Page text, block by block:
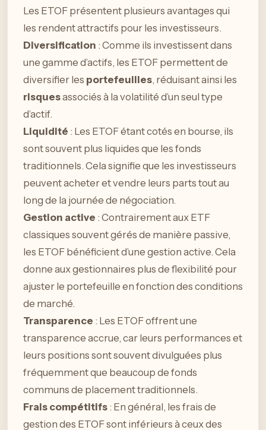
Les ETOF présentent plusieurs avantages qui
les rendent attractifs pour les investisseurs.
Diversification : Comme ils investissent dans
une gamme d’actifs, les ETOF permettent de
diversifier les portefeuilles, réduisant ainsi les
risquesassociés à la volatilité d’un seul type
d’actif.
Liquidité : Les ETOF étant cotés en bourse, ils
sont souvent plus liquides que les fonds
traditionnels. Cela signifie que les investisseurs
peuvent acheter et vendre leurs parts tout au
long de la journée de négociation.
Gestion active : Contrairement aux ETF
classiques souvent gérés de manière passive,
les ETOF bénéficient d’une gestion active. Cela
donne aux gestionnaires plus de flexibilité pour
ajuster le portefeuille en fonction des conditions
de marché.
Transparence : Les ETOF offrent une
transparence accrue, car leurs performances et
leurs positions sont souvent divulguées plus
fréquemment que beaucoup de fonds
communs de placement traditionnels.
Frais compétitifs : En général, les frais de
gestion des ETOF sont inférieurs à ceux des